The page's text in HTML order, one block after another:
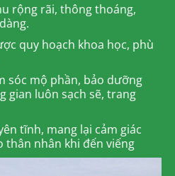
rộng rãi, thông thoáng,
quy hoạch khoa học, phù
sóc mộ phần, bảo dưỡng
gian luôn sạch sẽ, trang
tĩnh, mang lại cảm giác
nhân khi đến viếng